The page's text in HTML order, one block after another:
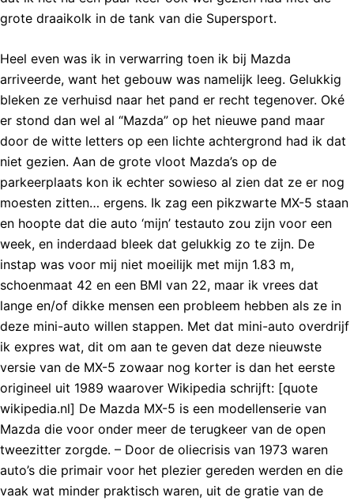
grote draaikolk in de tank van die Supersport.
Heel even was ik in verwarring toen ik bij Mazda
arriveerde, want het gebouw was namelijk leeg. Gelukkig
bleken ze verhuisd naar het pand er recht tegenover. Oké
er stond dan wel al “Mazda” op het nieuwe pand maar
door de witte letters op een lichte achtergrond had ik dat
niet gezien. Aan de grote vloot Mazda’s op de
parkeerplaats kon ik echter sowieso al zien dat ze er nog
moesten zitten… ergens. Ik zag een pikzwarte MX-5 staan
en hoopte dat die auto ‘mijn’ testauto zou zijn voor een
week, en inderdaad bleek dat gelukkig zo te zijn. De
instap was voor mij niet moeilijk met mijn 1.83 m,
schoenmaat 42 en een BMI van 22, maar ik vrees dat
lange en/of dikke mensen een probleem hebben als ze in
deze mini-auto willen stappen. Met dat mini-auto overdrijf
ik expres wat, dit om aan te geven dat deze nieuwste
versie van de MX-5 zowaar nog korter is dan het eerste
origineel uit 1989 waarover Wikipedia schrijft: [quote
wikipedia.nl] De Mazda MX-5 is een modellenserie van
Mazda die voor onder meer de terugkeer van de open
tweezitter zorgde. – Door de oliecrisis van 1973 waren
auto’s die primair voor het plezier gereden werden en die
vaak wat minder praktisch waren, uit de gratie van de